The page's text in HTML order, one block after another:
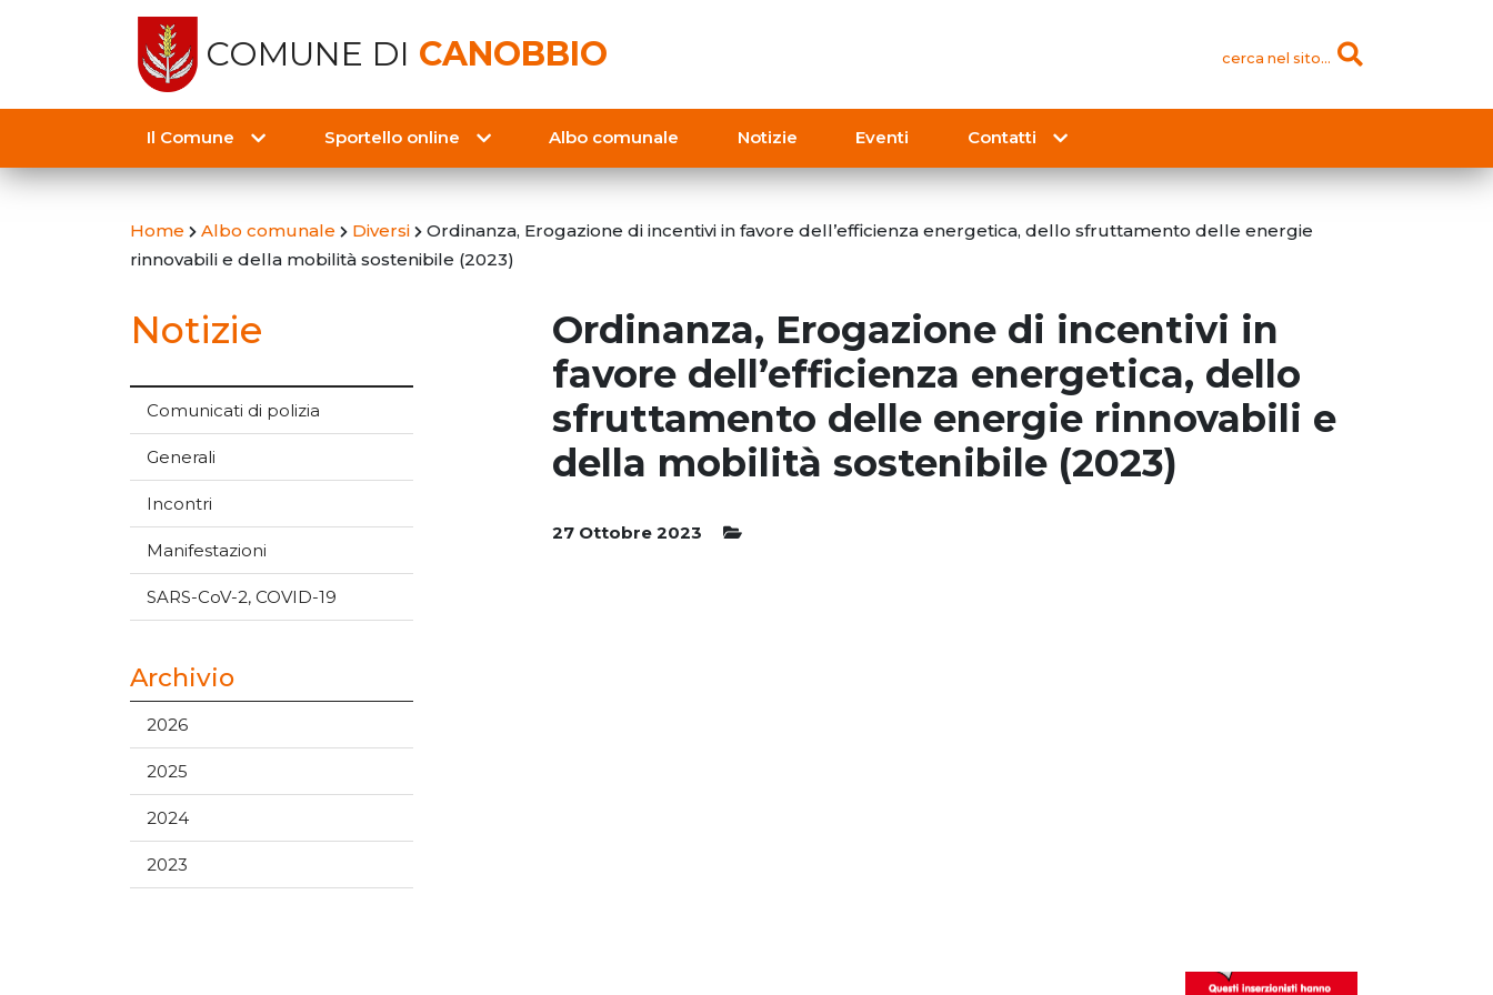
COMUNE DI CANOBBIO cerca nel sito...
Il Comune Sportello online Albo comunale Notizie Eventi Contatti
Home Albo comunale Diversi
Ordinanza, Erogazione di incentivi in favore dell’efficienza energetica, dello sfruttamento delle energie
rinnovabili e della mobilità sostenibile (2023)
Notizie
Comunicati di polizia
Generali
Incontri
Manifestazioni
SARS-CoV-2, COVID-19
Archivio
2026
2025
2024
2023
Ordinanza, Erogazione di incentivi in
favore dell’efficienza energetica, dello
sfruttamento delle energie rinnovabili e
della mobilità sostenibile (2023)
27 Ottobre 2023